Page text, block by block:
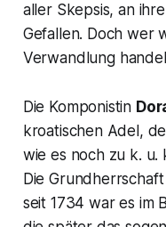
aller Skepsis, an
Gefallen. Doch wer
Verwandlung
Die Komponistin
kroatischen Adel,
wie es noch zu k. u.
Die
seit 1734 war es im